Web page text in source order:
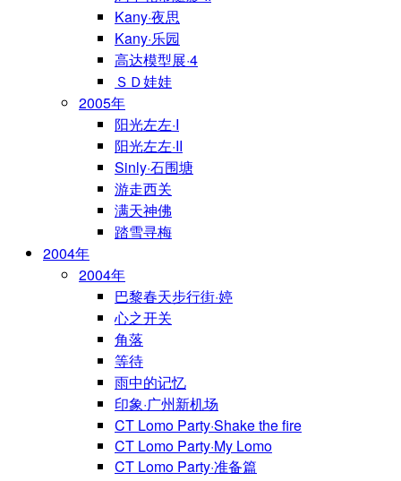
Kany·夜思
Kany·乐园
高达模型展·4
ＳＤ娃娃
2005年
阳光左左·I
阳光左左·II
Sinly·石围塘
游走西关
满天神佛
踏雪寻梅
2004年
2004年
巴黎春天步行街·婷
心之开关
角落
等待
雨中的记忆
印象·广州新机场
CT Lomo Party·Shake the fire
CT Lomo Party·My Lomo
CT Lomo Party·准备篇